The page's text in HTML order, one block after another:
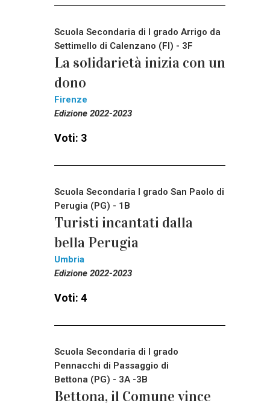
Scuola Secondaria di I grado Arrigo da
Settimello di Calenzano (FI) - 3F
La solidarietà inizia con un
dono
Firenze
Edizione 2022-2023
Voti: 3
Scuola Secondaria I grado San Paolo di
Perugia (PG) - 1B
Turisti incantati dalla
bella Perugia
Umbria
Edizione 2022-2023
Voti: 4
Scuola Secondaria di I grado
Pennacchi di Passaggio di
Bettona (PG) - 3A -3B
Bettona, il Comune vince